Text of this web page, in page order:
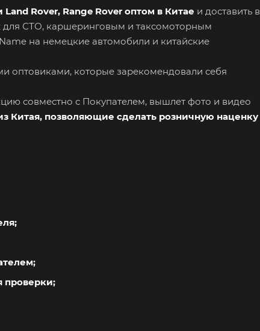
Land Rover, Range Rover оптом в Китае и доставить в
для СТО, каршеринговым и таксомоторным
на немецкие автомобили и китайские
оптовиками, которые зарекомендовали себя
совместно с Покупателем, вышлет фото и видео
Китая, позволяющие сделать розничную наценку
проверки;